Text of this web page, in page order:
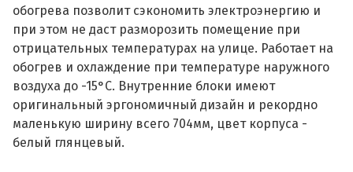
обогрева позволит сэкономить электроэнергию и
при этом не даст разморозить помещение при
отрицательных температурах на улице. Работает на
обогрев и охлаждение при температуре наружного
воздуха до -15°С. Внутренние блоки имеют
оригинальный эргономичный дизайн и рекордно
маленькую ширину всего 704мм, цвет корпуса -
белый глянцевый.